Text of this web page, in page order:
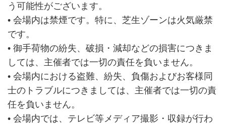
う可能性がございます。
• 会場内は禁煙です。特に、芝生ゾーンは火気厳禁
です。
• 御手荷物の紛失、破損・減却などの損害につきま
しては、主催者では一切の責任を負いません。
• 会場内における盗難、紛失、負傷およびお客様同
士のトラブルにつきましては、主催者では一切の責
任を負いません。
• 会場内では、テレビ等メディア撮影・収録が行わ